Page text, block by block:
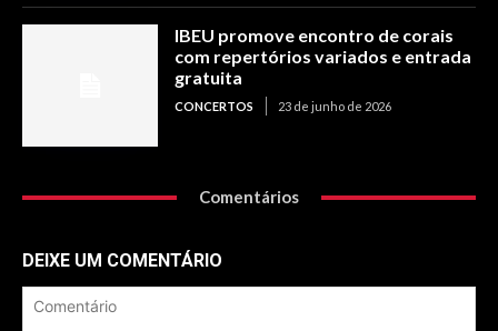
IBEU promove encontro de corais
com repertórios variados e entrada
gratuita
CONCERTOS 23 de junho de 2026
Comentários
DEIXE UM COMENTÁRIO